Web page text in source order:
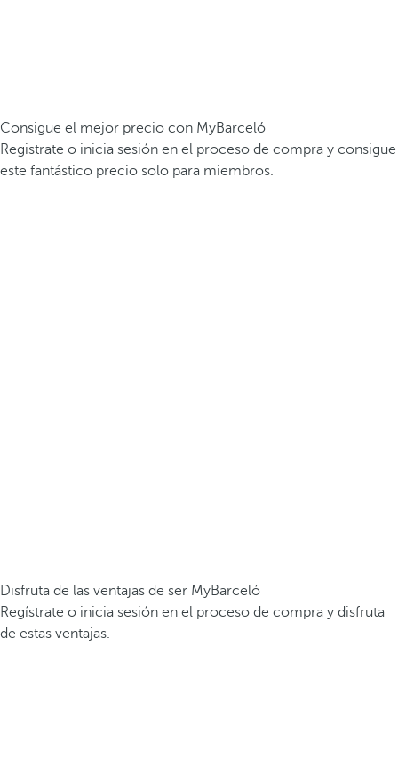
Consigue el mejor precio con MyBarceló
Registrate o inicia sesión en el proceso de compra y consigue
este fantástico precio solo para miembros.
Disfruta de las ventajas de ser MyBarceló
Regístrate o inicia sesión en el proceso de compra y disfruta
de estas ventajas.